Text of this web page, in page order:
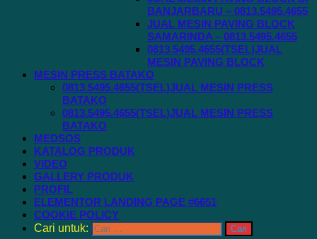
BANJARBARU – 0813.5495.4655
JUAL MESIN PAVING BLOCK
SAMARINDA – 0813.5495.4655
0813.5495.4655(TSEL)JUAL
MESIN PAVING BLOCK
MESIN PRESS BATAKO
0813.5495.4655(TSEL)JUAL MESIN PRESS
BATAKO
0813.5495.4655(TSEL)JUAL MESIN PRESS
BATAKO
MEDSOS
KATALOG PRODUK
VIDEO
GALLERY PRODUK
PROFIL
ELEMENTOR LANDING PAGE #6651
COOKIE POLICY
Cari untuk: